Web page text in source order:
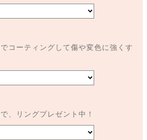
コーティングして傷や変色に強くす
、リングプレゼント中！